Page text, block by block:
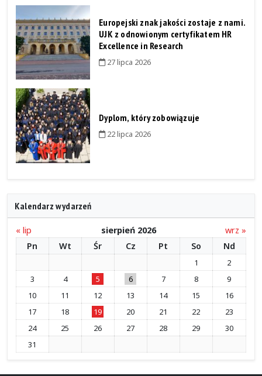
Europejski znak jakości zostaje z nami.
UJK z odnowionym certyfikatem HR
Excellence in Research
27 lipca 2026
Dyplom, który zobowiązuje
22 lipca 2026
Kalendarz wydarzeń
« lip sierpień 2026
wrz »
Pn
Wt Śr Cz Pt So Nd
1
2
3
4 5 6 7 8
9
10
11 12 13 14 15
16
17
18 19 20 21 22
23
24
25 26 27 28 29
30
31